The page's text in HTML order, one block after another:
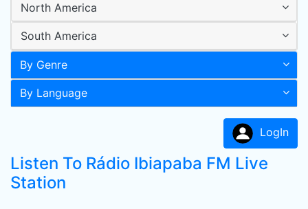
North America
South America
By Genre
By Language
LogIn
Listen To Rádio Ibiapaba FM Live
Station